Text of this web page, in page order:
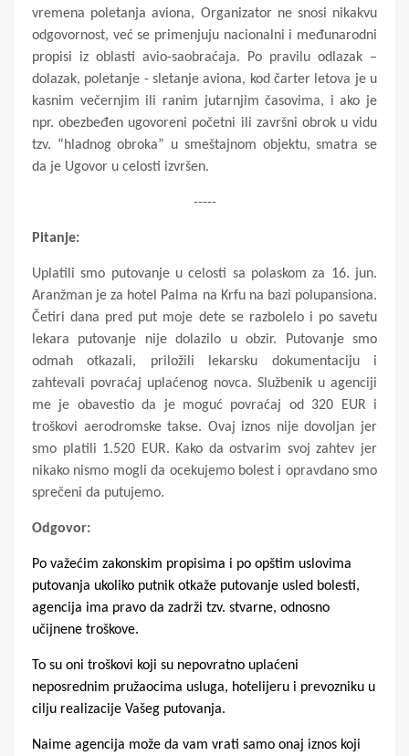
vremena poletanja aviona, Organizator ne snosi nikakvu
odgovornost, već se primenjuju nacionalni i međunarodni
propisi iz oblasti avio-saobraćaja. Po pravilu odlazak –
dolazak, poletanje - sletanje aviona, kod čarter letova je u
kasnim večernjim ili ranim jutarnjim časovima, i ako je
npr. obezbeđen ugovoreni početni ili završni obrok u vidu
tzv. “hladnog obroka” u smeštajnom objektu, smatra se
da je Ugovor u celosti izvršen.
-----
Pitanje:
Uplatili smo putovanje u celosti sa polaskom za 16. jun.
Aranžman je za hotel Palma na Krfu na bazi polupansiona.
Četiri dana pred put moje dete se razbolelo i po savetu
lekara putovanje nije dolazilo u obzir. Putovanje smo
odmah otkazali, priložili lekarsku dokumentaciju i
zahtevali povraćaj uplaćenog novca. Službenik u agenciji
me je obavestio da je moguć povraćaj od 320 EUR i
troškovi aerodromske takse. Ovaj iznos nije dovoljan jer
smo platili 1.520 EUR. Kako da ostvarim svoj zahtev jer
nikako nismo mogli da ocekujemo bolest i opravdano smo
sprečeni da putujemo.
Odgovor:
Po važećim zakonskim propisima i po opštim uslovima
putovanja ukoliko putnik otkaže putovanje usled bolesti,
agencija ima pravo da zadrži tzv. stvarne, odnosno
učijnene troškove.
To su oni troškovi koji su nepovratno uplaćeni
neposrednim pružaocima usluga, hotelijeru i prevozniku u
cilju realizacije Vašeg putovanja.
Naime agencija može da vam vrati samo onaj iznos koji